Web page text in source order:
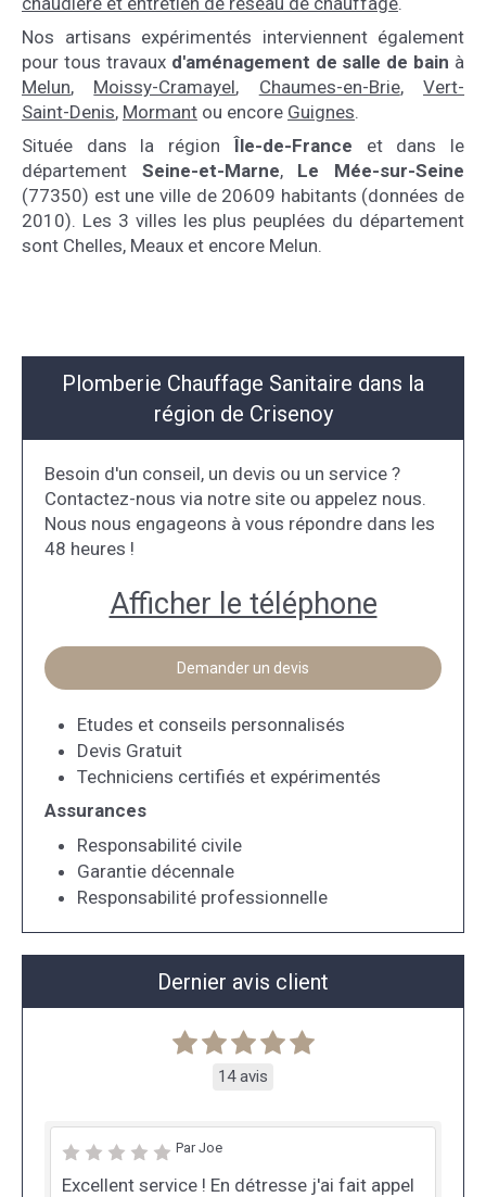
Nos artisans expérimentés interviennent également
pour tous travauxd'aménagement de salle de bain à
Melun, Moissy-Cramayel, Chaumes-en-Brie,Vert-
Saint-Denis, Mormant ou encore Guignes.
Située dans la régionÎle-de-France et dans le
département Seine-et-Marne, Le Mée-sur-Seine
(77350) est une ville de 20609 habitants (données de
2010). Les 3 villes les plus peuplées du département
sont Chelles, Meaux et encore Melun.
Plomberie Chauffage Sanitaire dans la
région de Crisenoy
Besoin d'un conseil, un devis ou un service ?
Contactez-nous via notre site ou appelez nous.
Nous nous engageons à vous répondre dans les
48 heures !
Afficher le téléphone
Demander un devis
Etudes et conseils personnalisés
Devis Gratuit
Techniciens certifiés et expérimentés
Assurances
Responsabilité civile
Garantie décennale
Responsabilité professionnelle
Dernier avis client
14 avis
Par Joe
Excellent service ! En détresse j'ai fait appel